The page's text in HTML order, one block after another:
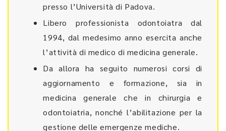
presso l’Università di Padova.
Libero professionista odontoiatra dal
1994, dal medesimo anno esercita anche
l’attività di medico di medicina generale.
Da allora ha seguito numerosi corsi di
aggiornamento e formazione, sia in
medicina generale che in chirurgia e
odontoiatria, nonché l’abilitazione per la
gestione delle emergenze mediche.